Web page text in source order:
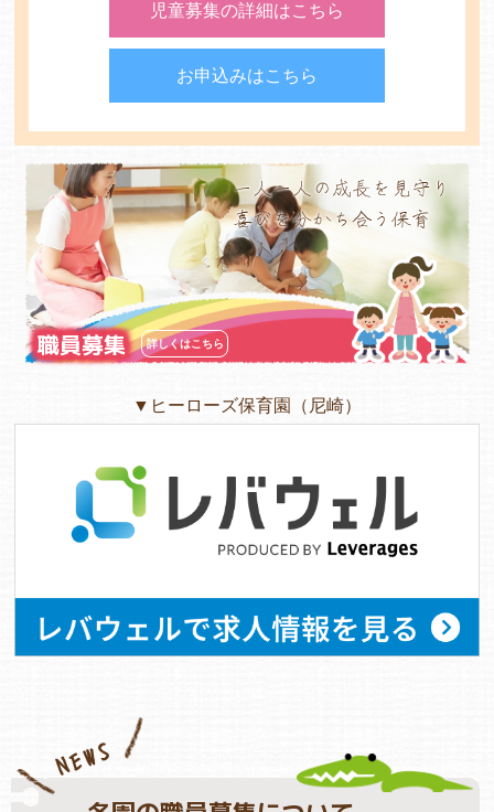
よくあるご質問
ヒーローズ保育園
ヒーローズきっず園田
ヒーローズにしのみや保育園
ヒーローズ旭保育園
園の様子
お知らせ
児童募集の詳細はこちら
お申込みはこちら
一人一人の成長を見守り
喜びを分かち合う保育
職員募集 詳しくはこちら
▼ヒーローズ保育園（尼崎）
NEWS